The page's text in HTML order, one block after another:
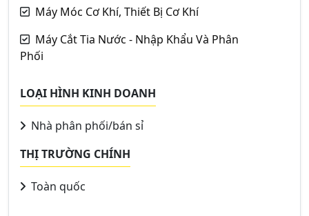
Máy Móc Cơ Khí, Thiết Bị Cơ Khí
Máy Cắt Tia Nước - Nhập Khẩu Và Phân
Phối
LOẠI HÌNH KINH DOANH
Nhà phân phối/bán sỉ
THỊ TRƯỜNG CHÍNH
Toàn quốc